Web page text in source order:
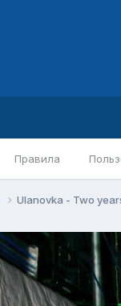
Правила
Ulanovka - Two